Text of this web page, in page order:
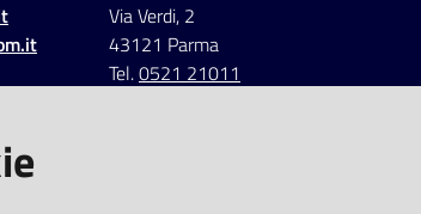
Via Verdi, 2
43121 Parma
Tel.0521 21011